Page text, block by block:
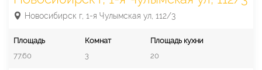
Новосибирск г, 1-я Чулымская ул, 112/3
Площадь
77.60
Комнат
3
Площадь кухни
20